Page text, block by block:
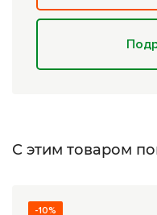
С этим товаром
-10%